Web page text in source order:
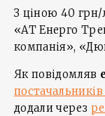
З ціною 40
«АТ Енерго
компанія»,
Як повідомляв
додали через